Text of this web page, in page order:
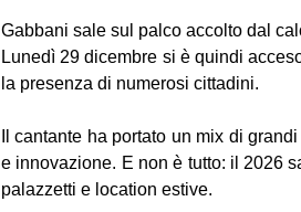
Gabbani sale sul palco accolto dal
Lunedì 29 dicembre si è quindi
la presenza di numerosi cittadini.
Il cantante ha portato un mix di
e innovazione. E non è tutto: il 2026
palazzetti e location estive.